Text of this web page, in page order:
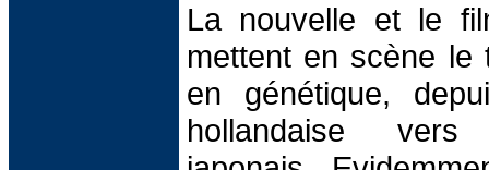
La nouvelle et le
mettent en scène le
en génétique,
hollandaise